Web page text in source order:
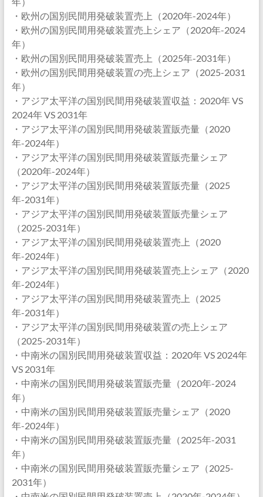
・欧州の国別民間用発破装置売上（2020年-2024年）
・欧州の国別民間用発破装置売上シェア（2020年-2024
年）
・欧州の国別民間用発破装置売上（2025年-2031年）
・欧州の国別民間用発破装置の売上シェア（2025-2031
年）
・アジア太平洋の国別民間用発破装置収益：2020年 VS
2024年 VS 2031年
・アジア太平洋の国別民間用発破装置販売量（2020
年-2024年）
・アジア太平洋の国別民間用発破装置販売量シェア
（2020年-2024年）
・アジア太平洋の国別民間用発破装置販売量（2025
年-2031年）
・アジア太平洋の国別民間用発破装置販売量シェア
（2025-2031年）
・アジア太平洋の国別民間用発破装置売上（2020
年-2024年）
・アジア太平洋の国別民間用発破装置売上シェア（2020
年-2024年）
・アジア太平洋の国別民間用発破装置売上（2025
年-2031年）
・アジア太平洋の国別民間用発破装置の売上シェア
（2025-2031年）
・中南米の国別民間用発破装置収益：2020年 VS 2024年
VS 2031年
・中南米の国別民間用発破装置販売量（2020年-2024
年）
・中南米の国別民間用発破装置販売量シェア（2020
年-2024年）
・中南米の国別民間用発破装置販売量（2025年-2031
年）
・中南米の国別民間用発破装置販売量シェア（2025-
2031年）